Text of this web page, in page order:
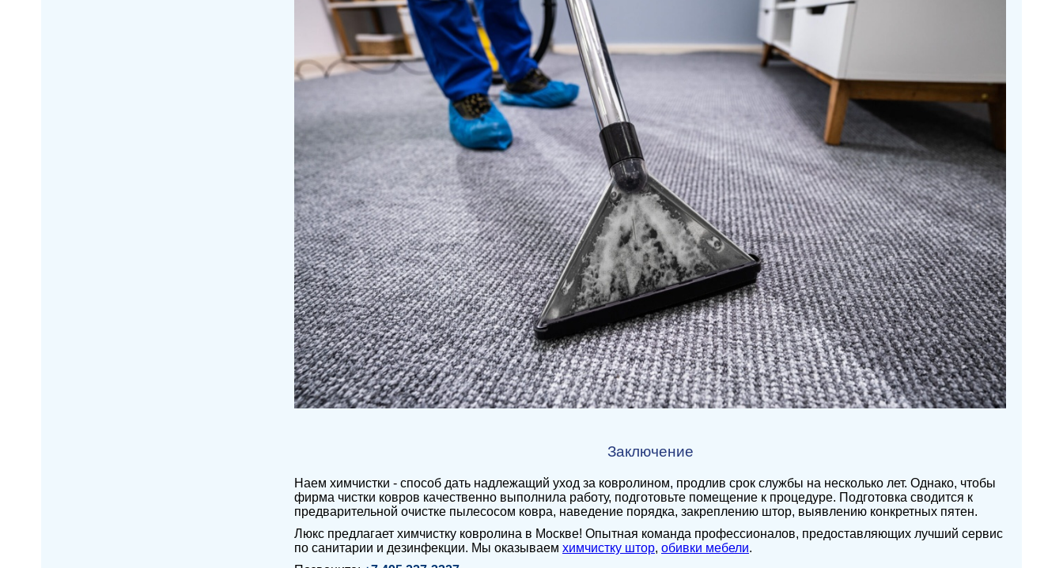
Заключение
Наем химчистки - способ дать надлежащий уход за ковролином, продлив срок службы на несколько лет. Однако, чтобы
фирма чистки ковров качественно выполнила работу, подготовьте помещение к процедуре. Подготовка сводится к
предварительной очистке пылесосом ковра, наведение порядка, закреплению штор, выявлению конкретных пятен.
Люкс предлагает химчистку ковролина в Москве! Опытная команда профессионалов, предоставляющих лучший сервис
по санитарии и дезинфекции. Мы оказываем химчистку штор, обивки мебели.